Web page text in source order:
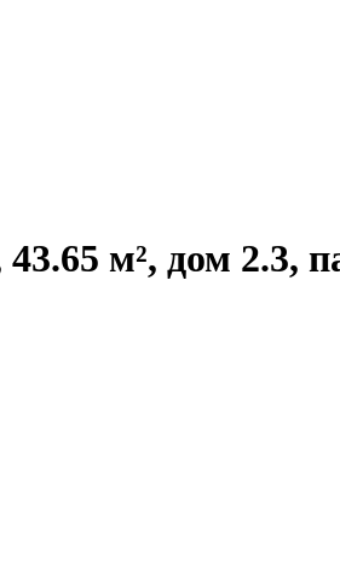
м², дом 2.3,